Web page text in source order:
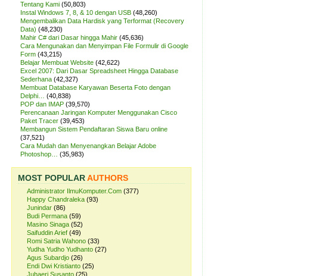
Tentang Kami (50,803)
Instal Windows 7, 8, & 10 dengan USB (48,260)
Mengembalikan Data Hardisk yang Terformat (Recovery
Data) (48,230)
Mahir C# dari Dasar hingga Mahir (45,636)
Cara Mengunakan dan Menyimpan File Formulir di Google
Form (43,215)
Belajar Membuat Website (42,622)
Excel 2007: Dari Dasar Spreadsheet Hingga Database
Sederhana (42,327)
Membuat Database Karyawan Beserta Foto dengan
Delphi…
(40,838)
POP dan IMAP (39,570)
Perencanaan Jaringan Komputer Menggunakan Cisco
Paket Tracer (39,453)
Membangun Sistem Pendaftaran Siswa Baru online
(37,521)
Cara Mudah dan Menyenangkan Belajar Adobe
Photoshop…
(35,983)
MOST POPULARAUTHORS
Administrator IlmuKomputer.Com (377)
Happy Chandraleka (93)
Junindar (86)
Budi Permana (59)
Masino Sinaga (52)
Saifuddin Arief (49)
Romi Satria Wahono (33)
Yudha Yudho Yudhanto (27)
Agus Subardjo (26)
Endi Dwi Kristianto (25)
Juhaeri Susanto (25)